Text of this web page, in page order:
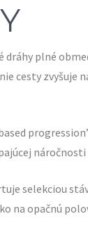
dráhy plné
cesty zvyšuje
náročnosti
selekciou
na opačnú